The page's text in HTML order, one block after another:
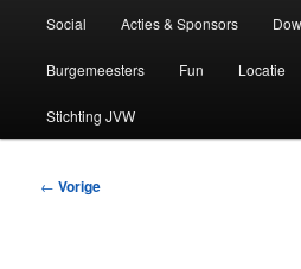
Social Acties & Sponsors
Burgemeesters Fun Locatie
Stichting JVW
Bericht
← Vorige